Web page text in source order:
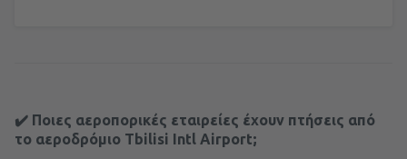
✔️ Ποιες αεροπορικές εταιρείες έχουν πτήσεις από
το αεροδρόμιο Tbilisi Intl Airport;